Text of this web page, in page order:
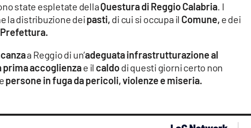
state espletate dellaQuestura di Reggio Calabria. I
la distribuzione deipasti, di cui si occupa il Comune, e dei
Prefettura.
a Reggio di un’adeguata infrastrutturazione al
prima accoglienzae il caldodi questi giorni certo non
persone in fuga da pericoli, violenze e miseria.